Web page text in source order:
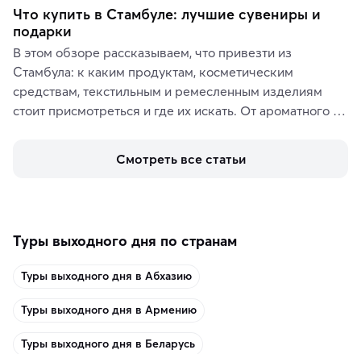
Что купить в Стамбуле: лучшие сувениры и
подарки
В этом обзоре рассказываем, что привезти из
Стамбула: к каким продуктам, косметическим
средствам, текстильным и ремесленным изделиям
стоит присмотреться и где их искать. От ароматного
аутентичных лавках — в подарок близким или себе на
Смотреть все статьи
Туры выходного дня по странам
Туры выходного дня в Абхазию
Туры выходного дня в Армению
Туры выходного дня в Беларусь